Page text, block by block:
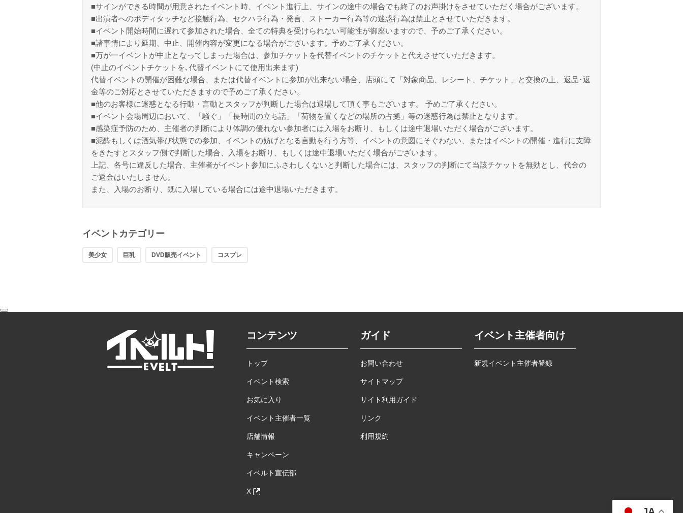
■サインができる時間が用意されたイベント時、イベント進行上、サインの途中の場合でも終了のお声掛けをさせていただく場合がございます。
■出演者へのボディタッチなど接触行為、セクハラ行為・発言、ストーカー行為等の迷惑行為は禁止とさせていただきます。
■イベント開始時間に遅れて参加された場合、全ての特典を受けられない可能性が御座いますので、予めご了承ください。
■諸事情により延期、中止、開催内容が変更になる場合がございます。予めご了承ください。
■万が一イベントが中止となってしまった場合は、参加チケットを代替イベントのチケットと代えさせていただきます。
(中止のイベントチケットを､代替イベントにて使用出来ます)
代替イベントの開催が困難な場合、または代替イベントに参加が出来ない場合、店頭にて「対象商品、レシート、チケット」と交換の上、返品･返
金等のご対応とさせていただきますので予めご了承ください。
■他のお客様に迷惑となる行動・言動とスタッフが判断した場合は退場して頂く事もございます。 予めご了承ください。
■イベント会場周辺において、「騒ぐ」「長時間の立ち話」「荷物を置くなどの場所の占拠」等の迷惑行為は禁止となります。
■感染症予防のため、主催者の判断により体調の優れない参加者には入場をお断り、もしくは途中退場いただく場合がございます。
■泥酔もしくは酒気帯び状態での参加、イベントの妨げとなる言動を行う方等、イベントの意図にそぐわない、またはイベントの開催・進行に支障
をきたすとスタッフ側で判断した場合、入場をお断り、もしくは途中退場いただく場合がございます。
上記、各号に違反した場合、主催者がイベント参加にふさわしくないと判断した場合には、スタッフの判断にて当該チケットを無効とし、代金の
ご返金はいたしません。
また、入場のお断り、既に入場している場合には途中退場いただきます。
イベントカテゴリー
美少女 巨乳 DVD販売イベント コスプレ
コンテンツ
トップ
イベント検索
お気に入り
イベント主催者一覧
店舗情報
キャンペーン
イベルト宣伝部
X
ガイド
お問い合わせ
サイトマップ
サイト利用ガイド
リンク
利用規約
イベント主催者向け
新規イベント主催者登録